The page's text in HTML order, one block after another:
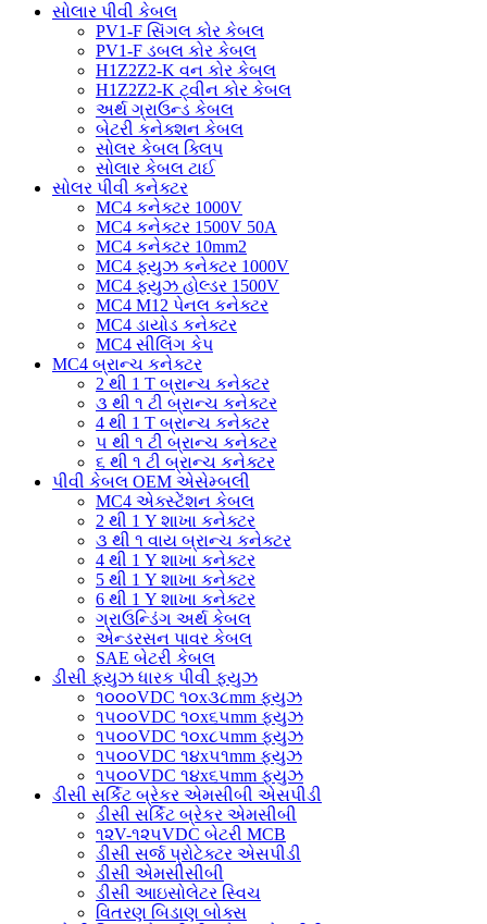
સોલાર પીવી કેબલ
PV1-F સિંગલ કોર કેબલ
PV1-F ડબલ ​​કોર કેબલ
H1Z2Z2-K વન કોર કેબલ
H1Z2Z2-K ટ્વીન કોર કેબલ
અર્થ ગ્રાઉન્ડ કેબલ
બેટરી કનેક્શન કેબલ
સોલર કેબલ ક્લિપ
સોલાર કેબલ ટાઈ
સોલર પીવી કનેક્ટર
MC4 કનેક્ટર 1000V
MC4 કનેક્ટર 1500V 50A
MC4 કનેક્ટર 10mm2
MC4 ફ્યુઝ કનેક્ટર 1000V
MC4 ફ્યુઝ હોલ્ડર 1500V
MC4 M12 પેનલ કનેક્ટર
MC4 ડાયોડ કનેક્ટર
MC4 સીલિંગ કેપ
MC4 બ્રાન્ચ કનેક્ટર
2 થી 1 T બ્રાન્ચ કનેક્ટર
૩ થી ૧ ટી બ્રાન્ચ કનેક્ટર
4 થી 1 T બ્રાન્ચ કનેક્ટર
૫ થી ૧ ટી બ્રાન્ચ કનેક્ટર
૬ થી ૧ ટી બ્રાન્ચ કનેક્ટર
પીવી કેબલ OEM એસેમ્બલી
MC4 એક્સ્ટેંશન કેબલ
2 થી 1 Y શાખા કનેક્ટર
૩ થી ૧ વાય બ્રાન્ચ કનેક્ટર
4 થી 1 Y શાખા કનેક્ટર
5 થી 1 Y શાખા કનેક્ટર
6 થી 1 Y શાખા કનેક્ટર
ગ્રાઉન્ડિંગ અર્થ કેબલ
એન્ડરસન પાવર કેબલ
SAE બેટરી કેબલ
ડીસી ફ્યુઝ ધારક પીવી ફ્યુઝ
૧૦૦૦VDC ૧૦x૩૮mm ફ્યુઝ
૧૫૦૦VDC ૧૦x૬૫mm ફ્યુઝ
૧૫૦૦VDC ૧૦x૮૫mm ફ્યુઝ
૧૫૦૦VDC ૧૪x૫૧mm ફ્યુઝ
૧૫૦૦VDC ૧૪x૬૫mm ફ્યુઝ
ડીસી સર્કિટ બ્રેકર એમસીબી એસપીડી
ડીસી સર્કિટ બ્રેકર એમસીબી
૧૨V-૧૨૫VDC બેટરી MCB
ડીસી સર્જ પ્રોટેક્ટર એસપીડી
ડીસી એમસીસીબી
ડીસી આઇસોલેટર સ્વિચ
વિતરણ બિડાણ બોક્સ